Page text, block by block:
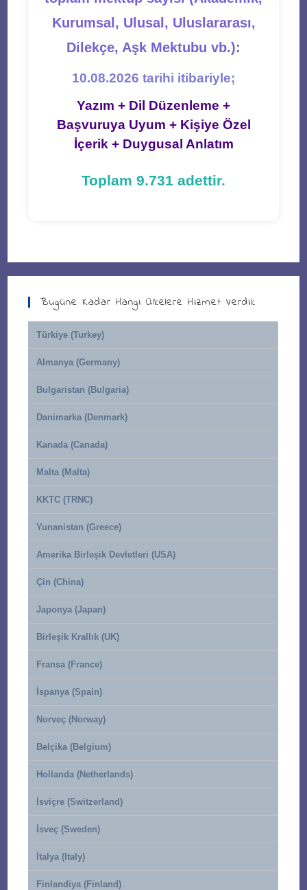
Kurumsal, Ulusal, Uluslararası,
Dilekçe, Aşk Mektubu vb.):
10.08.2026 tarihi itibariyle;
Yazım + Dil Düzenleme +
Başvuruya Uyum + Kişiye Özel
İçerik + Duygusal Anlatım
Toplam 9.731 adettir.
Bugüne Kadar Hangi Ülkelere Hizmet Verdik
Türkiye (Turkey)
Almanya (Germany)
Bulgaristan (Bulgaria)
Danimarka (Denmark)
Kanada (Canada)
Malta (Malta)
KKTC (TRNC)
Yunanistan (Greece)
Amerika Birleşik Devletleri (USA)
Çin (China)
Japonya (Japan)
Birleşik Krallık (UK)
Fransa (France)
İspanya (Spain)
Norveç (Norway)
Belçika (Belgium)
Hollanda (Netherlands)
İsviçre (Switzerland)
İsveç (Sweden)
İtalya (Italy)
Finlandiya (Finland)